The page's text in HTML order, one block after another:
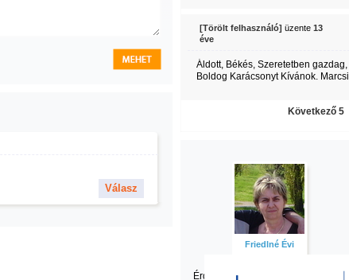
Válasz
[Törölt felhasználó] üzente 13
éve
Áldott, Békés, Szeretetben gazdag,
Boldog Karácsonyt Kívánok. Marcsi
Következő 5
Friedlné Évi
Érdekel Évi